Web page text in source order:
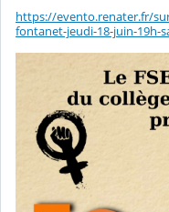
https://evento.renater.fr/
fontanet-jeudi-18-juin-19h-